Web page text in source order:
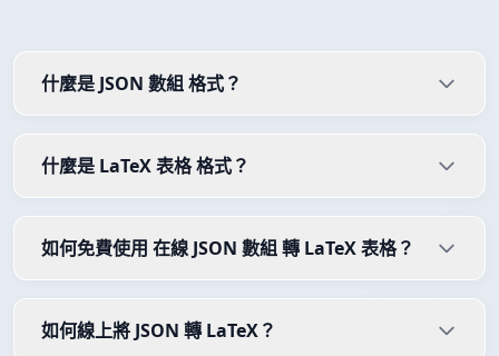
什麼是 JSON 數組 格式？
什麼是 LaTeX 表格 格式？
如何免費使用 在線 JSON 數組 轉 LaTeX 表格？
如何線上將 JSON 轉 LaTeX？